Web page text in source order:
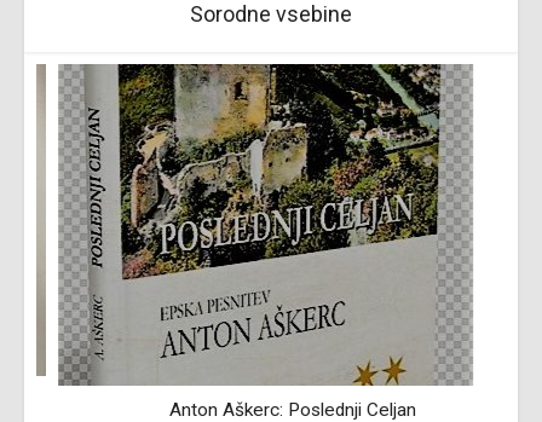
Sorodne vsebine
Anton Aškerc: Poslednji Celjan